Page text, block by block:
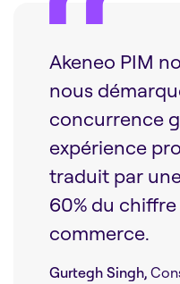
Akeneo PIM
nous
concurrence
expérience
traduit par
60% du chiffre
commerce.
Gurtegh Singh,